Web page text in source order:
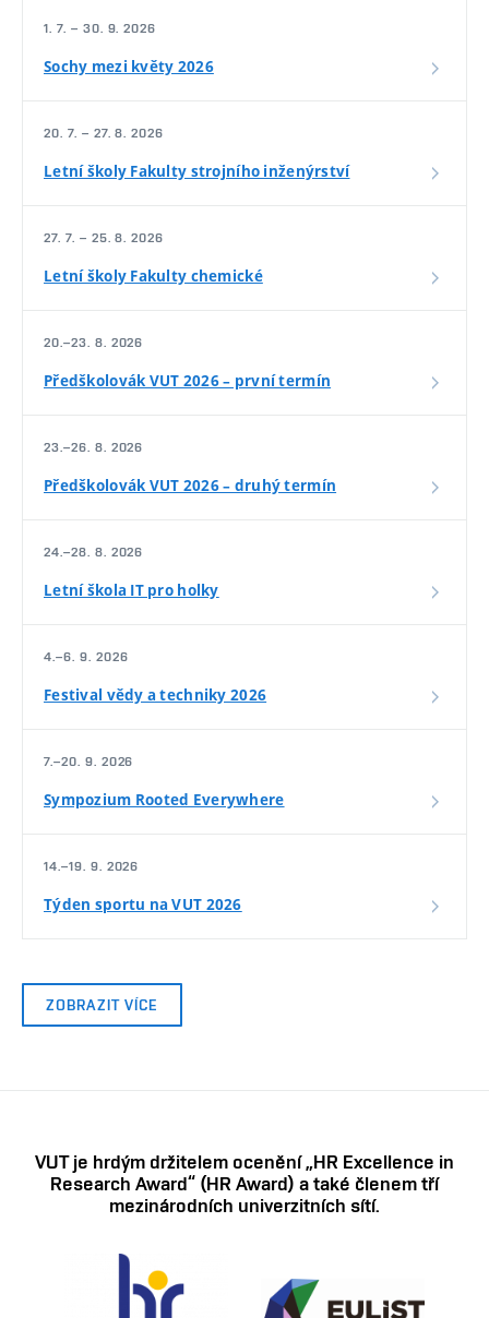
1. 7. – 30. 9. 2026
Sochy mezi květy 2026
20. 7. – 27. 8. 2026
Letní školy Fakulty strojního inženýrství
27. 7. – 25. 8. 2026
Letní školy Fakulty chemické
20.–23. 8. 2026
Předškolovák VUT 2026 – první termín
23.–26. 8. 2026
Předškolovák VUT 2026 – druhý termín
24.–28. 8. 2026
Letní škola IT pro holky
4.–6. 9. 2026
Festival vědy a techniky 2026
7.–20. 9. 2026
Sympozium Rooted Everywhere
14.–19. 9. 2026
Týden sportu na VUT 2026
ZOBRAZIT VÍCE
VUT je hrdým držitelem ocenění „HR Excellence in
Research Award“ (HR Award) a také členem tří
mezinárodních univerzitních sítí.